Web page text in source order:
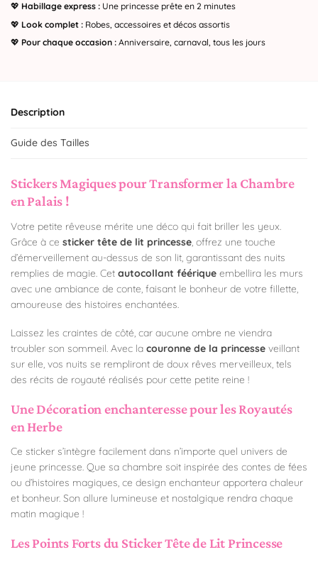
💖 Habillage express : Une princesse prête en 2 minutes
💖 Look complet : Robes, accessoires et décos assortis
💖 Pour chaque occasion : Anniversaire, carnaval, tous les jours
Description
Guide des Tailles
Stickers Magiques pour Transformer la Chambre
en Palais !
Votre petite rêveuse mérite une déco qui fait briller les yeux.
Grâce à ce sticker tête de lit princesse , offrez une touche
d’émerveillement au-dessus de son lit, garantissant des nuits
remplies de magie. Cet autocollant féérique embellira les murs
avec une ambiance de conte, faisant le bonheur de votre fillette,
amoureuse des histoires enchantées.
Laissez les craintes de côté, car aucune ombre ne viendra
troubler son sommeil. Avec la couronne de la princesse veillant
sur elle, vos nuits se rempliront de doux rêves merveilleux, tels
des récits de royauté réalisés pour cette petite reine !
Une Décoration enchanteresse pour les Royautés
en Herbe
Ce sticker s’intègre facilement dans n’importe quel univers de
jeune princesse. Que sa chambre soit inspirée des contes de fées
ou d’histoires magiques, ce design enchanteur apportera chaleur
et bonheur. Son allure lumineuse et nostalgique rendra chaque
matin magique !
Les Points Forts du Sticker Tête de Lit Princesse